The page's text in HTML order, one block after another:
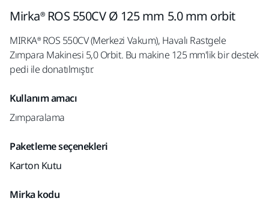
Mirka® ROS 550CV Ø 125 mm 5.0 mm orbit
MIRKA® ROS 550CV (Merkezi Vakum), Havalı Rastgele
Zımpara Makinesi 5,0 Orbit. Bu makine 125 mm'lik bir destek
pedi ile donatılmıştır.
Kullanım amacı
Zımparalama
Paketleme seçenekleri
Karton Kutu
Mirka kodu